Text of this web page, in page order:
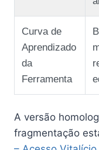
Curva de
Aprendizado
da
Ferramenta
A versão
fragmentação